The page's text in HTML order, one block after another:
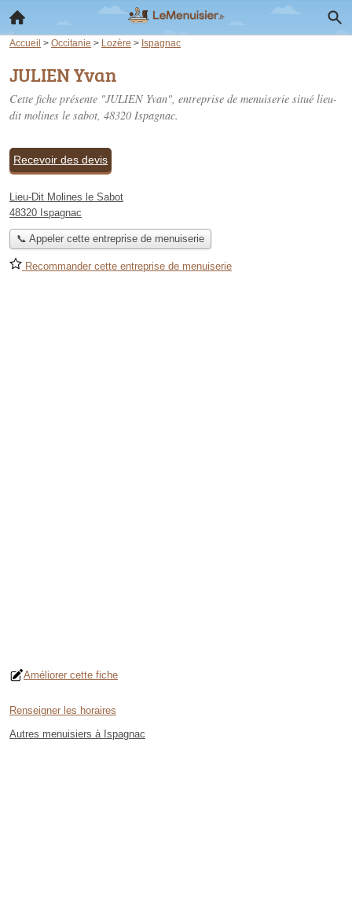
Accueil > Occitanie > Lozère > Ispagnac
JULIEN Yvan
Cette fiche présente "JULIEN Yvan", entreprise de menuiserie situé lieu-
dit molines le sabot, 48320 Ispagnac.
Recevoir des devis
Lieu-Dit Molines le Sabot
48320 Ispagnac
📞 Appeler cette entreprise de menuiserie
Recommander cette entreprise de menuiserie
Améliorer cette fiche
Renseigner les horaires
Autres menuisiers à Ispagnac